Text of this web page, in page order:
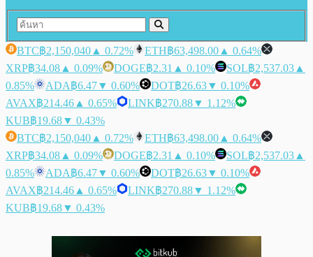
BTC฿2,150,040 ▲ 0.72% ETH฿63,498.00 ▲ 0.64%
XRP฿34.08 ▲ 0.09% DOGE฿2.31 ▲ 0.10% SOL฿2,537.03 ▲
0.85%
ADA฿6.47▼ 0.60% DOT฿26.63▼ 0.10%
AVAX฿214.46 ▲ 0.65% LINK฿270.88▼ 1.12%
KUB฿19.68▼ 0.43%
BTC฿2,150,040 ▲ 0.72% ETH฿63,498.00 ▲ 0.64%
XRP฿34.08 ▲ 0.09% DOGE฿2.31 ▲ 0.10% SOL฿2,537.03 ▲
0.85%
ADA฿6.47▼ 0.60% DOT฿26.63▼ 0.10%
AVAX฿214.46 ▲ 0.65% LINK฿270.88▼ 1.12%
KUB฿19.68▼ 0.43%